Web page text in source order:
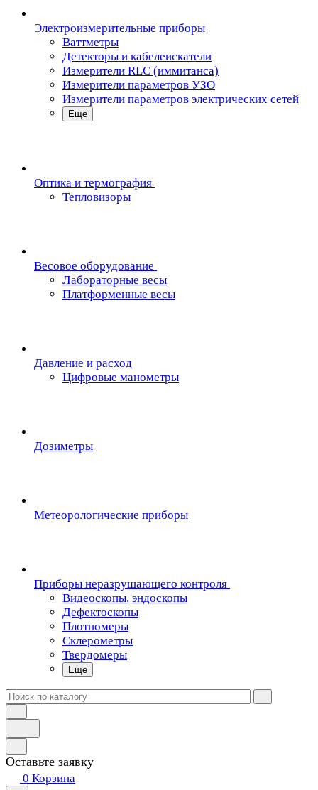
Электроизмерительные приборы
Ваттметры
Детекторы и кабелеискатели
Измерители RLC (иммитанса)
Измерители параметров УЗО
Измерители параметров электрических сетей
Еще
Oптика и термография
Тепловизоры
Весовое оборудование
Лабораторные весы
Платформенные весы
Давление и расход
Цифровые манометры
Дозиметры
Метеорологические приборы
Приборы неразрушающего контроля
Видеоскопы, эндоскопы
Дефектоскопы
Плотномеры
Склерометры
Твердомеры
Еще
Оставьте заявку
0 Корзина